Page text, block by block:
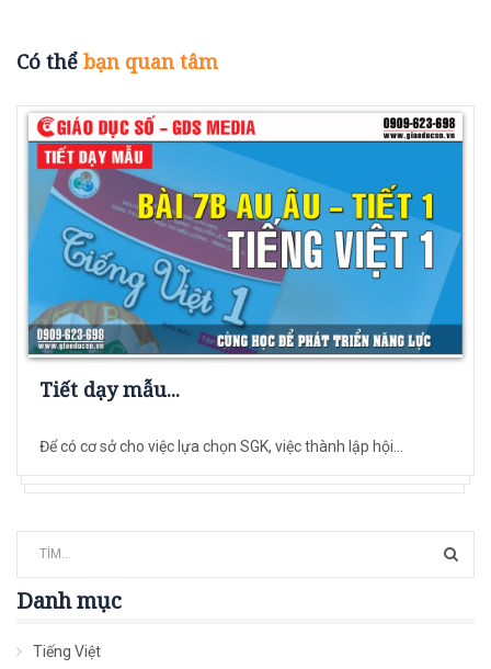
Có thể bạn quan tâm
Tiết dạy mẫu...
Để có cơ sở cho việc lựa chọn SGK, việc thành lập hội...
Danh mục
Tiếng Việt